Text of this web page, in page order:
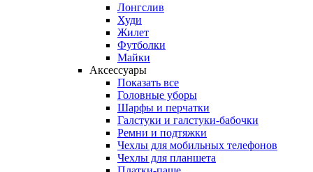
Лонгслив
Худи
Жилет
Футболки
Майки
Аксессуары
Показать все
Головные уборы
Шарфы и перчатки
Галстуки и галстуки-бабочки
Ремни и подтяжки
Чехлы для мобильных телефонов
Чехлы для планшета